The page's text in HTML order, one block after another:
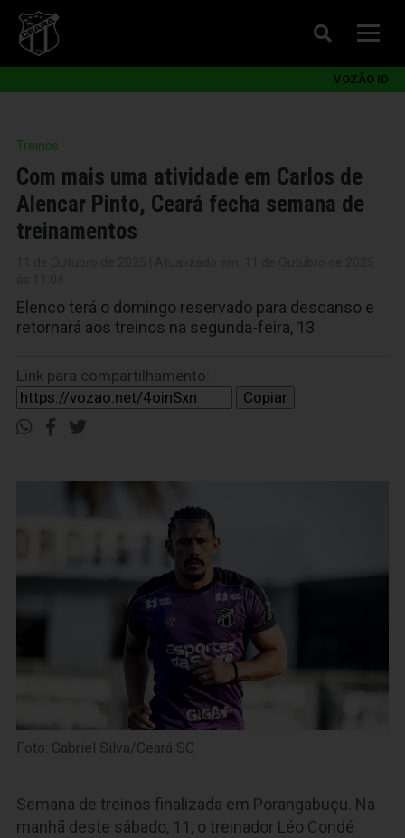
VOZÃO ID
Treinos
Com mais uma atividade em Carlos de
Alencar Pinto, Ceará fecha semana de
treinamentos
Elenco terá o domingo reservado para descanso e
retornará aos treinos na segunda-feira, 13
Link para compartilhamento:
Copiar
Foto: Gabriel Silva/Ceará SC
Semana de treinos finalizada em Porangabuçu. Na
manhã deste sábado, 11, o treinador Léo Condé